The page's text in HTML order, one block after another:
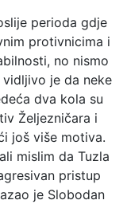
perioda gdje
protivnicima i
no nismo
je da neke
dva kola su
Željezničara i
još više motiva.
mislim da Tuzla
pristup
je Slobodan